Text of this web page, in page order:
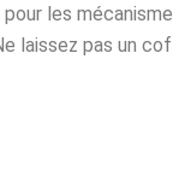
les
laissez pas un